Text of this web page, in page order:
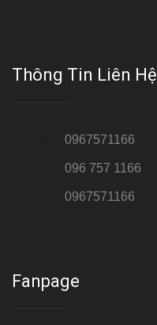
Thông Tin Liên Hệ
0967571166
096 757 1166
0967571166
Fanpage